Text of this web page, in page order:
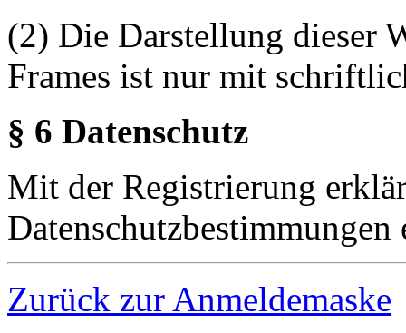
(2) Die Darstellung dieser
Frames ist nur mit
§ 6 Datenschutz
Mit der Registrierung
Datenschutzbestimmungen
Zurück zur Anmeldemaske